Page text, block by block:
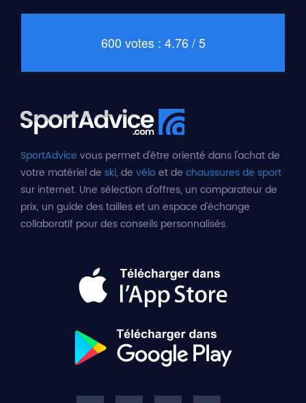
600 votes : 4.76 / 5
SportAdvice vous permet d'être orienté dans l'achat de
votre matériel de ski, de véloet de chaussures de sport
sur internet. Une sélection d'offres, un comparateur de
prix, un guide des tailles et un espace d'échange
collaboratif pour des conseils personnalisés.